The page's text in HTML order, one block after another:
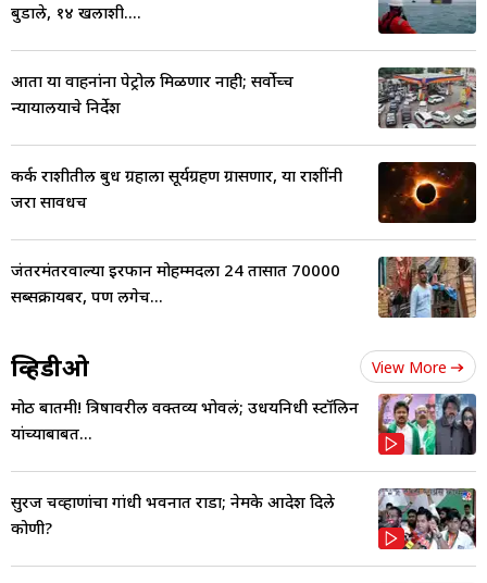
बुडाले, १४ खलाशी....
आता या वाहनांना पेट्रोल मिळणार नाही; सर्वोच्च
न्यायालयाचे निर्देश
कर्क राशीतील बुध ग्रहाला सूर्यग्रहण ग्रासणार, या राशींनी
जरा सावधच
जंतरमंतरवाल्या इरफान मोहम्मदला 24 तासात 70000
सब्सक्रायबर, पण लगेच...
व्हिडीओ View More
मोठी बातमी! त्रिषावरील वक्तव्य भोवलं; उधयनिधी स्टॉलिन
यांच्याबाबत...
सुरज चव्हाणांचा गांधी भवनात राडा; नेमके आदेश दिले
कोणी?